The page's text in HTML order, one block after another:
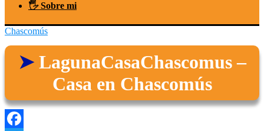
🖐️ Sobre mi
Chascomús
LagunaCasaChascomus –
Casa en Chascomús